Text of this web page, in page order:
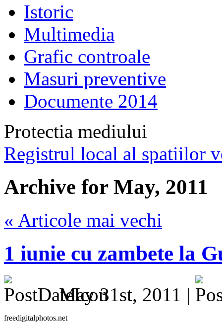
Istoric
Multimedia
Grafic controale
Masuri preventive
Documente 2014
Protectia mediului
Registrul local al spatiilor
Archive for May, 2011
« Articole mai vechi
1 iunie cu zambete la
May 31st, 2011 |
freedigitalphotos.net